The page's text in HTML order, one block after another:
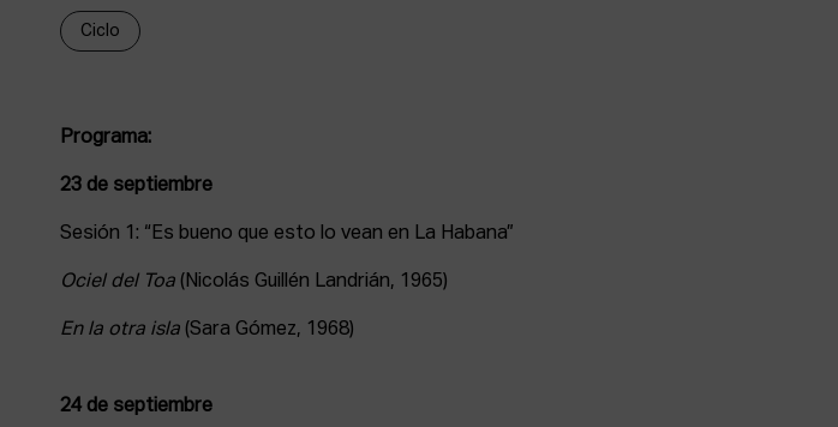
Ciclo
Programa:
23 de septiembre
Sesión 1: “Es bueno que esto lo vean en La Habana”
Ociel del Toa (Nicolás Guillén Landrián, 1965)
En la otra isla (Sara Gómez, 1968)
24 de septiembre